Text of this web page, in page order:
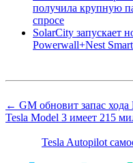
получила крупную
спросе
SolarCity запускает
Powerwall+Nest
← GM обновит запас хода
Tesla Model 3 имеет 215
Tesla Autopilot